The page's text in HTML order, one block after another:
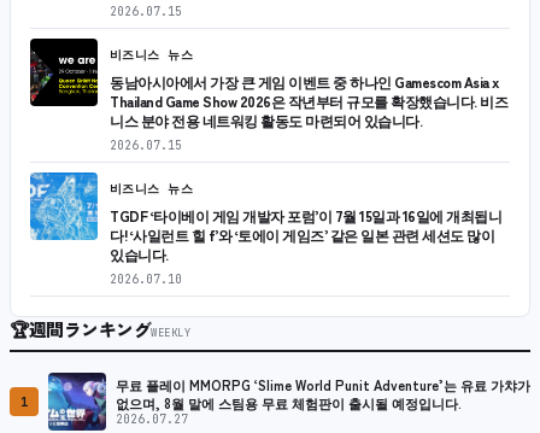
2026.07.15
비즈니스 뉴스
동남아시아에서 가장 큰 게임 이벤트 중 하나인 Gamescom Asia x
Thailand Game Show 2026은 작년부터 규모를 확장했습니다. 비즈
니스 분야 전용 네트워킹 활동도 마련되어 있습니다.
2026.07.15
비즈니스 뉴스
TGDF ‘타이베이 게임 개발자 포럼’이 7월 15일과 16일에 개최됩니
다! ‘사일런트 힐 f’와 ‘토에이 게임즈’ 같은 일본 관련 세션도 많이
있습니다.
2026.07.10
🏆週間ランキングWEEKLY
1
무료 플레이 MMORPG ‘Slime World Punit Adventure’는 유료 가챠가
없으며, 8월 말에 스팀용 무료 체험판이 출시될 예정입니다.
2026.07.27